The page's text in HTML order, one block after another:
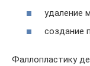
удаление
создание
Фаллопластику